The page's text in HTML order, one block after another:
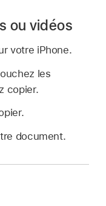
ou vidéos
votre iPhone.
les
copier.
document.